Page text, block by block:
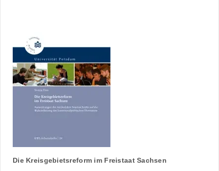
Die Kreisgebietsreform im Freistaat Sachsen